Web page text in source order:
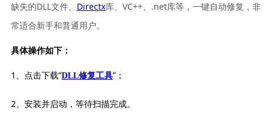
缺失的DLL文件、 Directx库、VC++、.net库等，一键自动修复，非
常适合新手和普通用户。
具体操作如下：
1、点击下载“DLL修复工具”；
2、安装并启动，等待扫描完成。